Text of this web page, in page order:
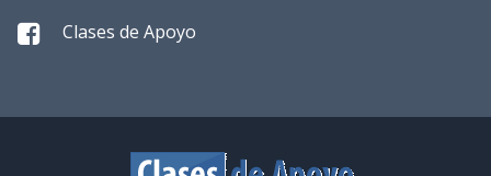
Clases de Apoyo